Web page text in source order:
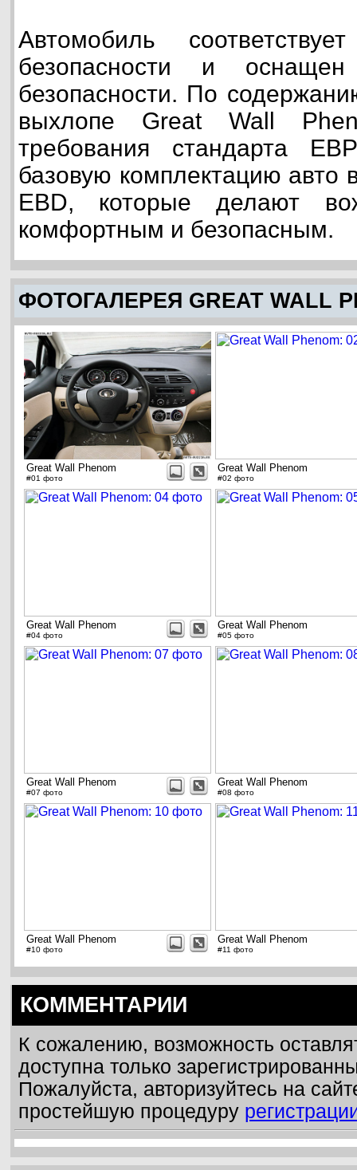
Автомобиль
безопасности и
безопасности. По
выхлопе Great Wall
требования стандарта
базовую комплектацию авто
EBD, которые делают
комфортным и безопасным.
ФОТОГАЛЕРЕЯ GREAT WALL
Great Wall Phenom
#01 фото
Great Wall Phenom
#02 фото
Great Wall Phenom
#04 фото
Great Wall Phenom
#05 фото
Great Wall Phenom
#07 фото
Great Wall Phenom
#08 фото
Great Wall Phenom
#10 фото
Great Wall Phenom
#11 фото
КОММЕНТАРИИ
К сожалению, возможность
доступна только
Пожалуйста, авторизуйтесь на
простейшую процедуру